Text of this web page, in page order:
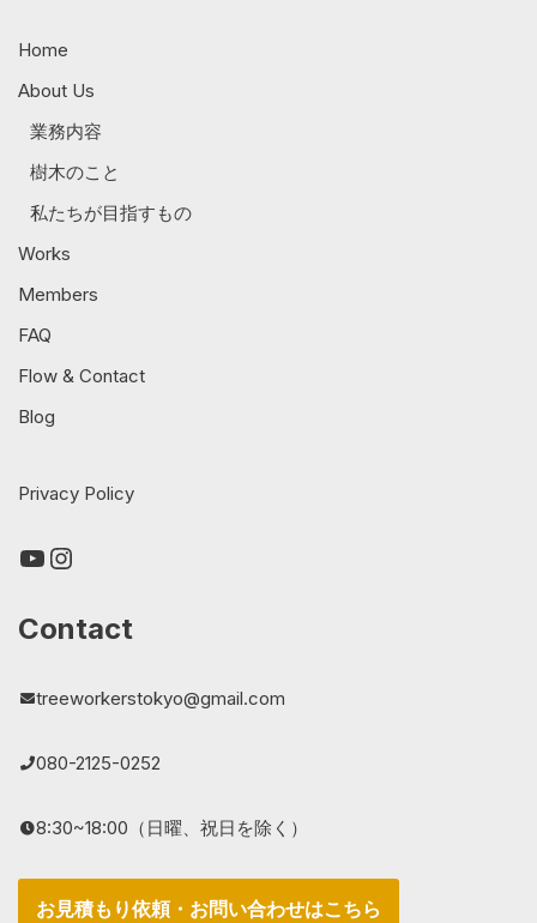
Home
About Us
業務内容
樹木のこと
私たちが目指すもの
Works
Members
FAQ
Flow & Contact
Blog
Privacy Policy
Contact
treeworkerstokyo@gmail.com
080-2125-0252
8:30~18:00（日曜、祝日を除く）
お見積もり依頼・お問い合わせはこちら